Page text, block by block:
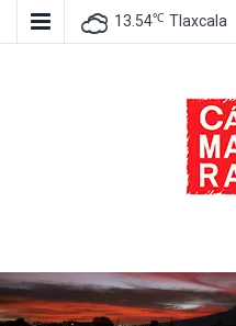
13.54℃ Tlaxcala